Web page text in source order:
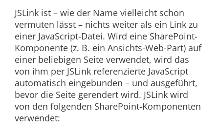
JSLink ist – wie der Name vielleicht schon
vermuten lässt – nichts weiter als ein Link zu
einer JavaScript-Datei. Wird eine SharePoint-
Komponente (z. B. ein Ansichts-Web-Part) auf
einer beliebigen Seite verwendet, wird das
von ihm per JSLink referenzierte JavaScript
automatisch eingebunden – und ausgeführt,
bevor die Seite gerendert wird. JSLink wird
von den folgenden SharePoint-Komponenten
verwendet: